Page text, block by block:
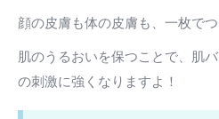
顔の皮膚も体の皮膚も、一枚でつ
肌のうるおいを保つことで、肌
の刺激に強くなりますよ！